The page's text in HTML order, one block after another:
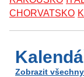
CHORVATSKO
Zobrazit